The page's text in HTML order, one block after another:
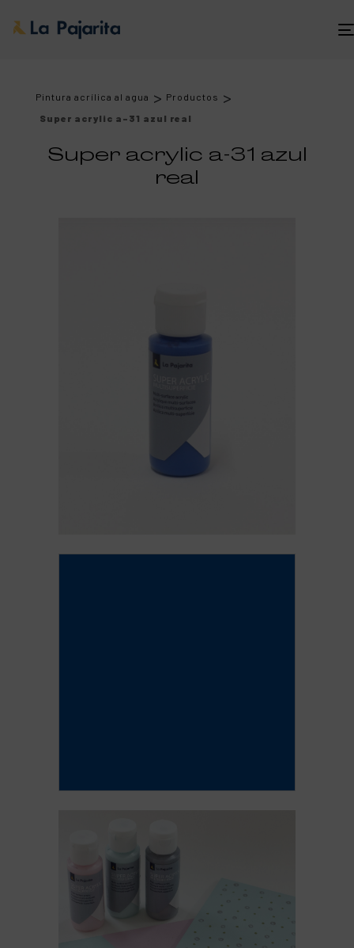
Pintura acrílica al agua > Productos >
Super acrylic a-31 azul real
Super acrylic a-31 azul
real